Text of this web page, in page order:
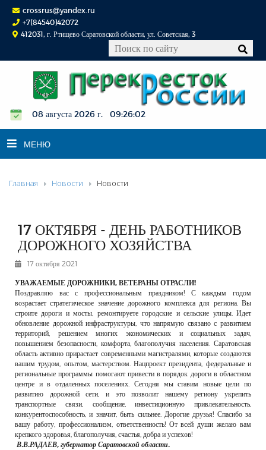
crossrus@yandex.ru
+7(84540)42072
412031, г. Ртищево Саратовской области, ул. Советская, 3
08 августа 2026 г. 09:26:03
МЕНЮ
НОВОСТИ
К СВЕДЕНИЮ
КОНКУРСЫ
ФОТОРЕПОРТАЖИ
РЕКЛАМОДАТЕЛЯМ
ОБЪЯВЛЕНИЯ
КОНТАКТЫ
Главная Новости Новости
17 ОКТЯБРЯ - ДЕНЬ РАБОТНИКОВ
ДОРОЖНОГО ХОЗЯЙСТВА
17 октября 2021
УВАЖАЕМЫЕ ДОРОЖНИКИ, ВЕТЕРАНЫ ОТРАСЛИ!
Поздравляю вас с профессиональным праздником! С каждым годом
возрастает стратегическое значение дорожного комплекса для региона. Вы
строите дороги и мосты, ремонтируете городские и сельские улицы. Идет
обновление дорожной инфраструктуры, что напрямую связано с развитием
территорий, решением многих экономических и социальных задач,
повышением безопасности, комфорта, благополучия населения. Саратовская
область активно прирастает современными магистралями, которые создаются
вашим трудом, опытом, мастерством. Нацпроект президента, федеральные и
региональные программы помогают привести в порядок дороги в областном
центре и в отдаленных поселениях. Сегодня мы ставим новые цели по
развитию дорожной сети, и это позволит нашему региону укрепить
транспортные связи, сообщение, инвестиционную привлекательность,
конкурентоспособность, и значит, быть сильнее. Дорогие друзья! Спасибо за
вашу работу, профессионализм, ответственность! От всей души желаю вам
крепкого здоровья, благополучия, счастья, добра и успехов!
В.В.РАДАЕВ, губернатор Саратовской области.